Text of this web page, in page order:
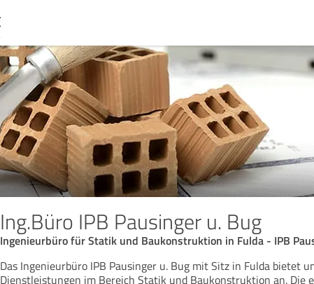
Ing.Büro IPB Pausinger u. Bug
Ingenieurbüro für Statik und Baukonstruktion in Fulda - IPB
Das Ingenieurbüro IPB Pausinger u. Bug mit Sitz in Fulda bietet
Dienstleistungen im Bereich Statik und Baukonstruktion an. Die